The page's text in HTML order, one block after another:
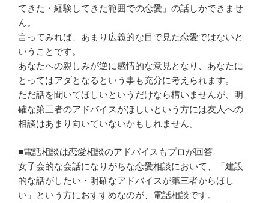
てきた・経験してきた範囲での恋愛」の話しかできませ
ん。
言ってみれば、あまり広義的な目で見た恋愛ではないと
いうことです。
あなたへの親しみが逆に感情的な意見となり、あなたに
とってはアダとなるという事も充分に考えられます。
ただ話を聞いてほしいというだけなら構いませんが、明
確な第三者のアドバイスがほしいという方には友人への
相談はあまり向いていないかもしれません。
■電話相談は恋愛相談のアドバイスもプロが回答
女子会的な会話になりがちな恋愛相談において、「建設
的な話がしたい・明確なアドバイスが第三者からほし
い」という方におすすめなのが、電話相談です。